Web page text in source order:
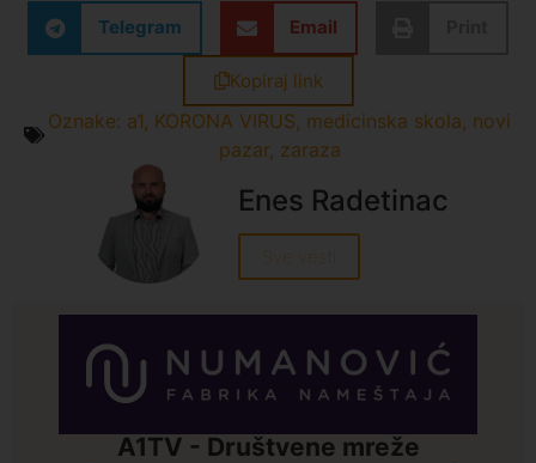
Telegram Email
Kopiraj link
Oznake: a1, KORONA VIRUS, medicinska skola, novi
pazar, zaraza
Enes Radetinac
Sve vesti
A1TV - Društvene mreže